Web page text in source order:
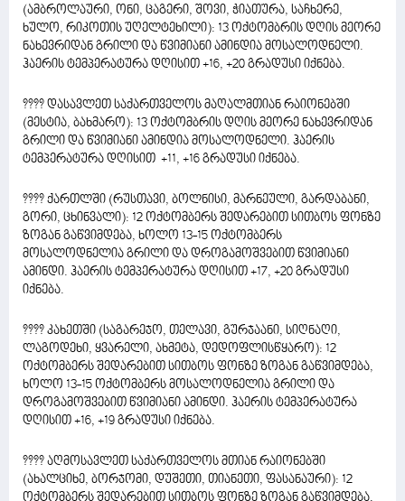
(ამბროლაური, ონი, ცაგერი, შოვი, ჭიათურა, საჩხერე,
ხულო, რიკოთის უღელტეხილი): 13 ოქტომბრის დღის მეორე
ნახევრიდან გრილი და წვიმიანი ამინდია მოსალოდნელი.
ჰაერის ტემპერატურა დღისით +16, +20 გრადუსი იქნება.
???? დასავლეთ საქართველოს მაღალმთიან რაიონებში
(მესტია, ბახმარო): 13 ოქტომბრის დღის მეორე ნახევრიდან
გრილი და წვიმიანი ამინდია მოსალოდნელი. ჰაერის
ტემპერატურა დღისით +11, +16 გრადუსი იქნება.
???? ქართლში (რუსთავი, ბოლნისი, მარნეული, გარდაბანი,
გორი, ცხინვალი): 12 ოქტომბერს შედარებით სითბოს ფონზე
ზოგან გაწვიმდება, ხოლო 13-15 ოქტომბერს
მოსალოდნელია გრილი და დროგამოშვებით წვიმიანი
ამინდი. ჰაერის ტემპერატურა დღისით +17, +20 გრადუსი
იქნება.
???? კახეთში (საგარეჯო, თელავი, გურჯაანი, სიღნაღი,
ლაგოდეხი, ყვარელი, ახმეტა, დედოფლისწყარო): 12
ოქტომბერს შედარებით სითბოს ფონზე ზოგან გაწვიმდება,
ხოლო 13-15 ოქტომბერს მოსალოდნელია გრილი და
დროგამოშვებით წვიმიანი ამინდი. ჰაერის ტემპერატურა
დღისით +16, +19 გრადუსი იქნება.
???? აღმოსავლეთ საქართველოს მთიან რაიონებში
(ახალციხე, ბორჯომი, დუშეთი, თიანეთი, ფასანაური): 12
ოქტომბერს შედარებით სითბოს ფონზე ზოგან გაწვიმდება,